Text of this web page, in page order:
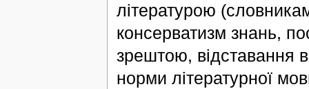
літературою
консерватизм знань,
зрештою, відставання
норми літературної